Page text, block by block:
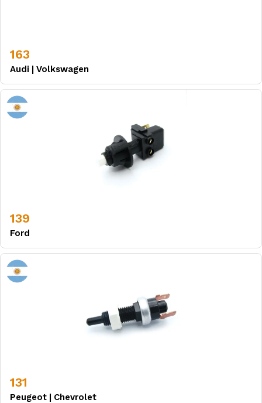
163
Audi | Volkswagen
139
Ford
131
Peugeot | Chevrolet